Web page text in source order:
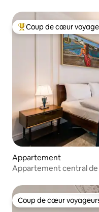
Coups de cœur
Coup de cœur
Appartement
Appartement central
Coup de cœur
Coup de cœur